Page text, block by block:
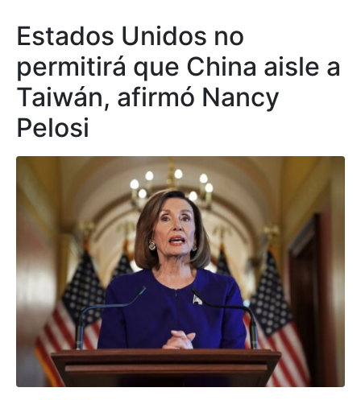
Estados Unidos no
permitirá que China aisle a
Taiwán, afirmó Nancy
Pelosi